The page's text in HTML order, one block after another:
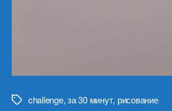
Меткиchallenge,за 30 минут, рисование